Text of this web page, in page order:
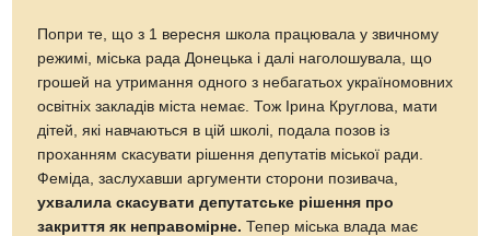
Попри те, що з 1 вересня школа працювала у звичному
режимі, міська рада Донецька і далі наголошувала, що
грошей на утримання одного з небагатьох україномовних
освітніх закладів міста немає. Тож Ірина Круглова, мати
дітей, які навчаються в цій школі, подала позов iз
проханням скасувати рішення депутатів міської ради.
Феміда, заслухавши аргументи сторони позивача,
ухвалила скасувати депутатське рішення про
закриття як неправомірне. Тепер міська влада має